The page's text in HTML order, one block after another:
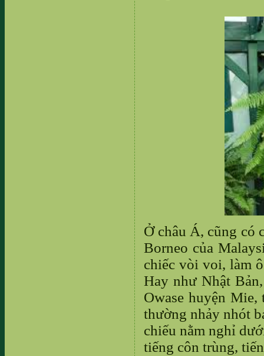
Ở châu Á, cũng có
Borneo của
chiếc vòi voi, làm
Hay như Nhật
Owase huyện Mie,
thường nhảy nhót
chiếu nằm nghỉ
tiếng côn trùng,